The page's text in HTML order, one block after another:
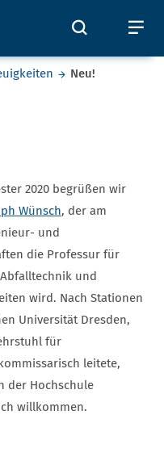
Öffnet
Neu!
2020 begrüßen wir
Wünsch, der am
und
die Professur für
und
wird. Nach Stationen
Universität Dresden,
für
leitete,
der Hochschule
willkommen.